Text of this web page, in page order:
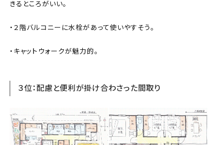
きるところがいい。
・２階バルコニーに水栓があって使いやすそう。
・キャットウォークが魅力的。
３位：配慮と便利が掛け合わさった間取り